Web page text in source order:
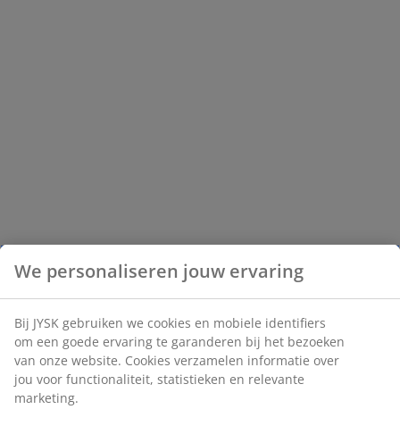
We personaliseren jouw ervaring
Bij JYSK gebruiken we cookies en mobiele identifiers
om een goede ervaring te garanderen bij het bezoeken
van onze website. Cookies verzamelen informatie over
jou voor functionaliteit, statistieken en relevante
marketing.